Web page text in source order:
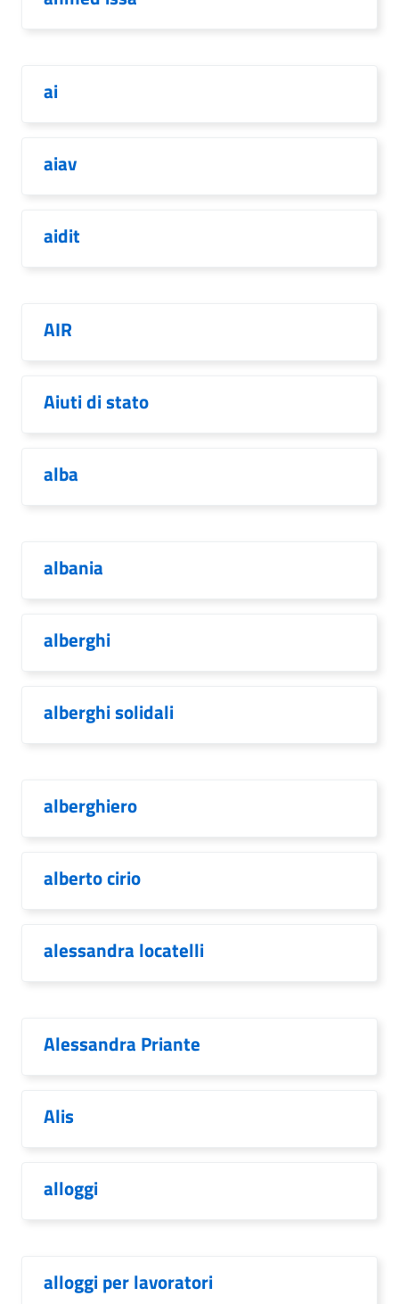
ai
aiav
aidit
AIR
Aiuti di stato
alba
albania
alberghi
alberghi solidali
alberghiero
alberto cirio
alessandra locatelli
Alessandra Priante
Alis
alloggi
alloggi per lavoratori